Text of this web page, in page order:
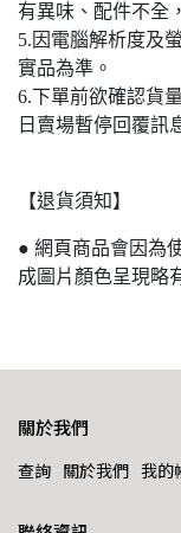
有異味、配件不全
5.因電腦解析度及
實品為準。
6.下單前欲確認貨
日賣場暫停回覆訊
【退貨須知】
● 網頁商品會因為
成圖片顏色呈現略
關於我們
查詢 關於我們 我的